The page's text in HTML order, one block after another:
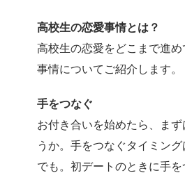
高校生の恋愛事情とは？
高校生の恋愛をどこまで進
事情についてご紹介します。
手をつなぐ
お付き合いを始めたら、ま
うか。手をつなぐタイミン
でも。初デートのときに手を